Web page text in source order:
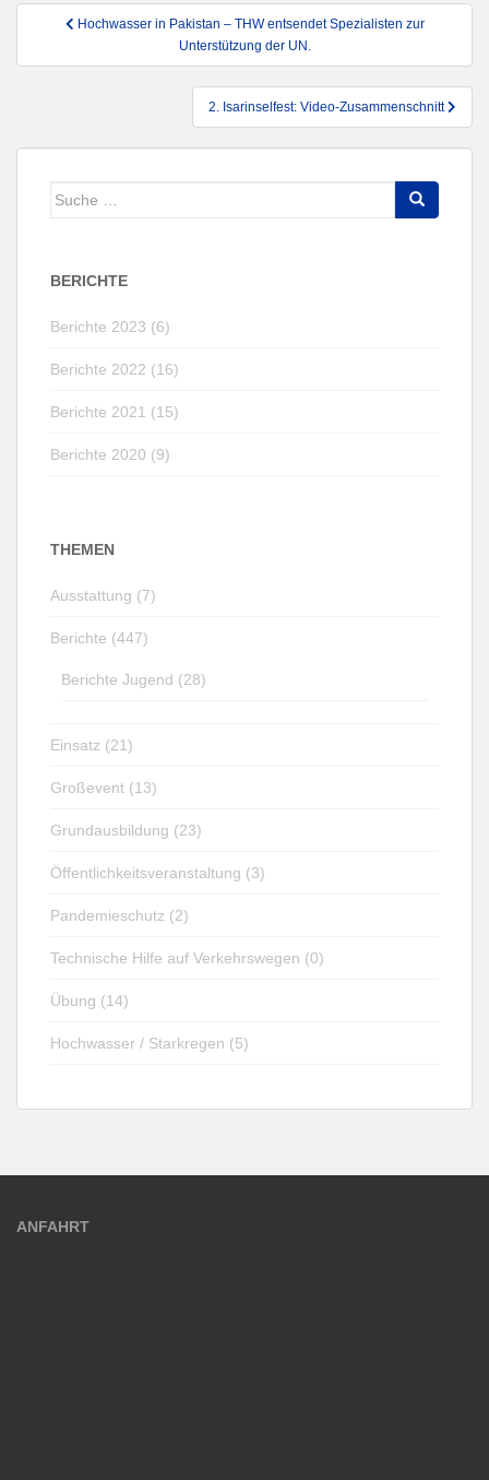
Beitragsnavigation
Hochwasser in Pakistan – THW entsendet Spezialisten zur
Unterstützung der UN.
2. Isarinselfest: Video-Zusammenschnitt
Suche
BERICHTE
Berichte 2023 (6)
Berichte 2022 (16)
Berichte 2021 (15)
Berichte 2020 (9)
THEMEN
Ausstattung (7)
Berichte (447)
Berichte Jugend (28)
Einsatz (21)
Großevent (13)
Grundausbildung (23)
Öffentlichkeitsveranstaltung (3)
Pandemieschutz (2)
Technische Hilfe auf Verkehrswegen (0)
Übung (14)
Hochwasser / Starkregen (5)
ANFAHRT